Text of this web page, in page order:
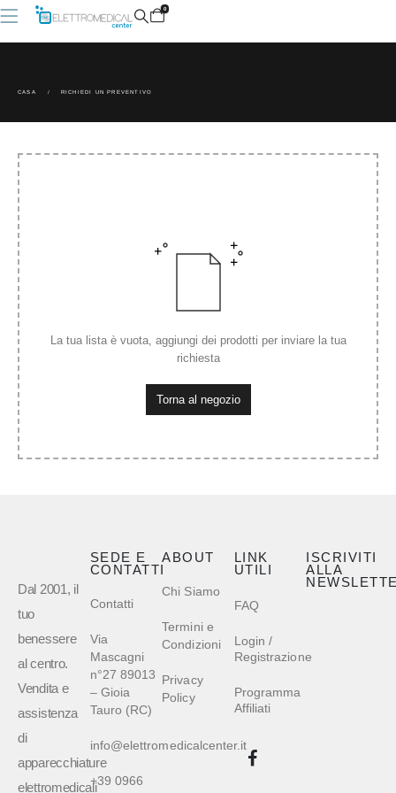
0
CASA RICHIEDI UN PREVENTIVO
La tua lista è vuota, aggiungi dei prodotti per inviare la tua
richiesta
Torna al negozio
Dal 2001, il
tuo
benessere
al centro.
Vendita e
assistenza
di
apparecchiature
elettromedicali
LINK
UTILI
FAQ
Login /
Registrazione
Programma
Affiliati
ABOUT
Chi Siamo
Termini e
Condizioni
Privacy
Policy
SEDE E
CONTATTI
Contatti
Via
Mascagni
n°27 89013
– Gioia
Tauro (RC)
info@elettromedicalcenter.it
+39 0966
ISCRIVITI
ALLA